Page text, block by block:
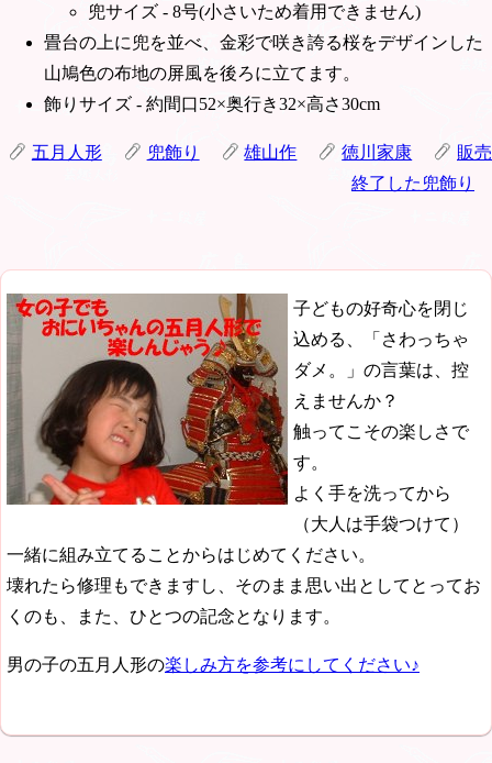
兜サイズ - 8号(小さいため着用できません)
畳台の上に兜を並べ、金彩で咲き誇る桜をデザインした
山鳩色の布地の屏風を後ろに立てます。
飾りサイズ - 約間口52×奥行き32×高さ30cm
五月人形 兜飾り 雄山作 徳川家康
販売
終了した兜飾り
子どもの好奇心を閉じ
込める、「さわっちゃ
ダメ。」の言葉は、控
えませんか？
触ってこその楽しさで
す。
よく手を洗ってから
（大人は手袋つけて）
一緒に組み立てることからはじめてください。
壊れたら修理もできますし、そのまま思い出としてとってお
くのも、また、ひとつの記念となります。
男の子の五月人形の楽しみ方を参考にしてください♪